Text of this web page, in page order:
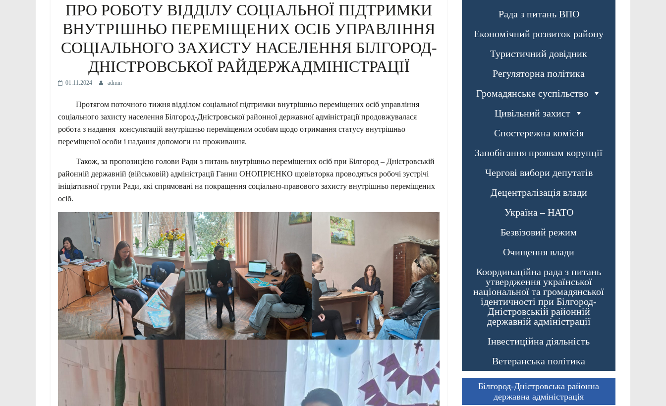
ПРО РОБОТУ ВІДДІЛУ СОЦІАЛЬНОЇ ПІДТРИМКИ
ВНУТРІШНЬО ПЕРЕМІЩЕНИХ ОСІБ УПРАВЛІННЯ
СОЦІАЛЬНОГО ЗАХИСТУ НАСЕЛЕННЯ БІЛГОРОД-
ДНІСТРОВСЬКОЇ РАЙДЕРЖАДМІНІСТРАЦІЇ
01.11.2024 admin
Протягом поточного тижня відділом соціальної підтримки внутрішньо переміщених осіб управління
соціального захисту населення Білгород-Дністровської районної державної адміністрації продовжувалася
робота з надання консультацій внутрішньо переміщеним особам щодо отримання статусу внутрішньо
переміщеної особи і надання допомоги на проживання.
Також, за пропозицією голови Ради з питань внутрішньо переміщених осіб при Білгород – Дністровській
районній державній (військовій) адміністрації Ганни ОНОПРІЄНКО щовівторка проводяться робочі зустрічі
ініціативної групи Ради, які спрямовані на покращення соціально-правового захисту внутрішньо переміщених
осіб.
Рада з питань ВПО
Економічний розвиток району
Туристичний довідник
Регуляторна політика
Громадянське суспільство
Цивільний захист
Спостережна комісія
Запобігання проявам корупції
Чергові вибори депутатів
Децентралізація влади
Україна – НАТО
Безвізовий режим
Очищення влади
Координаційна рада з питань
утвердження української
національної та громадянської
ідентичності при Білгород-
Дністровській районній
державній адміністрації
Інвестиційна діяльність
Ветеранська політика
Білгород-Дністровська районна
державна адміністрація